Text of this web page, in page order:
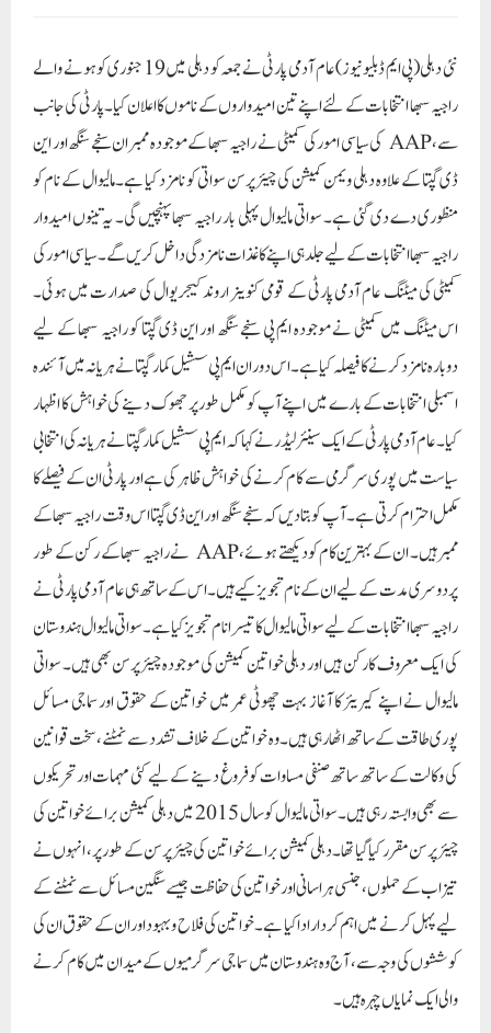
نئی دہلی(پی ایم ڈبلیو نیوز) عام آدمی پارٹی نے جمعہ کو دہلی میں 19 جنوری کو ہونے والے
راجیہ سبھا انتخابات کے لئے اپنے تین امیدواروں کے ناموں کا اعلان کیا۔ پارٹی کی جانب
سے، AAP کی سیاسی امور کی کمیٹی نے راجیہ سبھا کے موجودہ ممبران سنجے سنگھ اور این
ڈی گپتا کے علاوہ دہلی ویمن کمیشن کی چیئرپرسن سواتی کو نامزد کیا ہے۔مالیوال کے نام کو
منظوری دے دی گئی ہے۔ سواتی مالیوال پہلی بار راجیہ سبھا پہنچیں گی۔ یہ تینوں امیدوار
راجیہ سبھا انتخابات کے لیے جلد ہی اپنے کاغذات نامزدگی داخل کریں گے۔ سیاسی امور کی
کمیٹی کی میٹنگ عام آدمی پارٹی کے قومی کنوینر اروند کیجریوال کی صدارت میں ہوئی۔
اس میٹنگ میں کمیٹی نے موجودہ ایم پی سنجے سنگھ اور این ڈی گپتا کو راجیہ سبھا کے لیے
دوبارہ نامزد کرنے کا فیصلہ کیا ہے۔ اس دوران ایم پی سشیل کمار گپتا نے ہریانہ میں آئندہ
اسمبلی انتخابات کے بارے میں اپنے آپ کو مکمل طور پر جھوک دینے کی خواہش کا اظہار
کیا۔ عام آدمی پارٹی کے ایک سینئر لیڈر نے کہا کہ ایم پی سشیل کمار گپتا نے ہریانہ کی انتخابی
سیاست میں پوری سرگرمی سے کام کرنے کی خواہش ظاہر کی ہے اور پارٹی ان کے فیصلے کا
مکمل احترام کرتی ہے۔آپ کو بتا دیں کہ سنجے سنگھ اور این ڈی گپتا اس وقت راجیہ سبھا کے
ممبر ہیں۔ ان کے بہترین کام کو دیکھتے ہوئے، AAP نے راجیہ سبھا کے رکن کے طور
پر دوسری مدت کے لیے ان کے نام تجویز کیے ہیں۔اس کے ساتھ ہی عام آدمی پارٹی نے
راجیہ سبھا انتخابات کے لیے سواتی مالیوال کا تیسرا نام تجویز کیا ہے۔ سواتی مالیوال ہندوستان
کی ایک معروف کارکن ہیں اور دہلی خواتین کمیشن کی موجودہ چیئرپرسن بھی ہیں۔ سواتی
مالیوال نے اپنے کیریئر کا آغاز بہت چھوٹی عمر میں خواتین کے حقوق اور سماجی مسائل
پوری طاقت کے ساتھ اٹھا رہی ہیں۔ وہ خواتین کے خلاف تشدد سے نمٹنے، سخت قوانین
کی وکالت کے ساتھ ساتھ صنفی مساوات کو فروغ دینے کے لیے کئی مہمات اور تحریکوں
سے بھی وابستہ رہی ہیں۔ سواتی مالیوال کو سال 2015 میں دہلی کمیشن برائے خواتین کی
چیئرپرسن مقرر کیا گیا تھا۔ دہلی کمیشن برائے خواتین کی چیئرپرسن کے طور پر، انہوں نے
تیزاب کے حملوں، جنسی ہراسانی اور خواتین کی حفاظت جیسے سنگین مسائل سے نمٹنے کے
لیے پہل کرنے میں اہم کردار ادا کیا ہے۔ خواتین کی فلاح و بہبود اور ان کے حقوق ان کی
کوششوں کی وجہ سے، آج وہ ہندوستان میں سماجی سرگرمیوں کے میدان میں کام کرنے
والی ایک نمایاں چہرہ ہیں۔